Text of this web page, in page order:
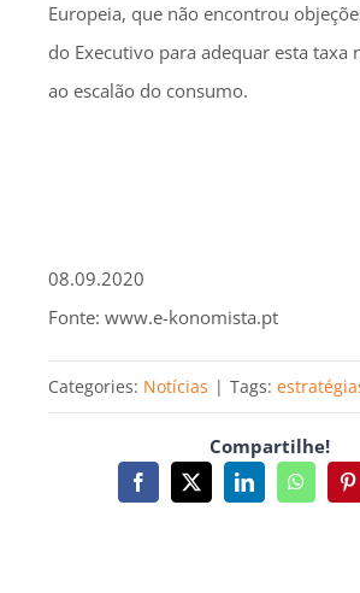
Europeia, que não encontrou
do Executivo para adequar esta taxa
ao escalão do consumo.
08.09.2020
Fonte: www.e-konomista.pt
Categories: Notícias | Tags:
Compartilhe!
Facebook
X LinkedIn